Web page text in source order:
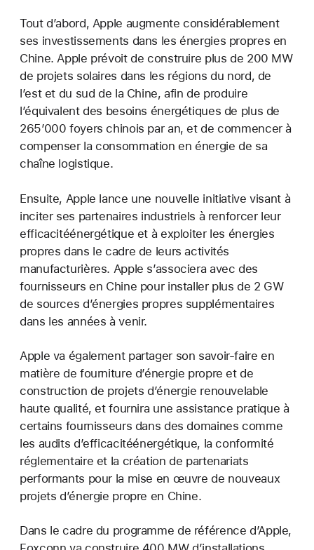
Tout d’abord, Apple augmente considérablement
ses investissements dans les énergies propres en
Chine. Apple prévoit de construire plus de 200 MW
de projets solaires dans les régions du nord, de
l’est et du sud de la Chine, afin de produire
l’équivalent des besoins énergétiques de plus de
265’000 foyers chinois par an, et de commencer à
compenser la consommation en énergie de sa
chaîne logistique.
Ensuite, Apple lance une nouvelle initiative visant à
inciter ses partenaires industriels à renforcer leur
efficacitéénergétique et à exploiter les énergies
propres dans le cadre de leurs activités
manufacturières. Apple s’associera avec des
fournisseurs en Chine pour installer plus de 2 GW
de sources d’énergies propres supplémentaires
dans les années à venir.
Apple va également partager son savoir-faire en
matière de fourniture d’énergie propre et de
construction de projets d’énergie renouvelable
haute qualité, et fournira une assistance pratique à
certains fournisseurs dans des domaines comme
les audits d’efficacitéénergétique, la conformité
réglementaire et la création de partenariats
performants pour la mise en œuvre de nouveaux
projets d’énergie propre en Chine.
Dans le cadre du programme de référence d’Apple,